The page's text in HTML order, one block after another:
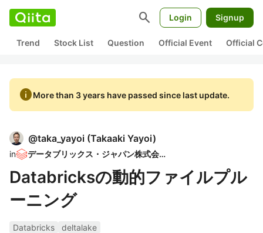
search Login Signup
Trend Stock List Question Official Event Official
infoMore than 3 years have passed since last update.
@taka_yayoi (Takaaki Yayoi)
in データブリックス・ジャパン株式会社
Databricksの動的ファイルプル
ーニング
Databricks
deltalake